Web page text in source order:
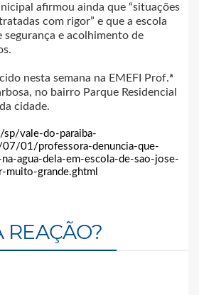
afirmou ainda que “situações
com rigor” e que a escola
segurança e acolhimento de
nesta semana na EMEFI Prof.ª
no bairro Parque Residencial
cidade.
vale-do-paraiba-
01/professora-denuncia-que-
agua-dela-em-escola-de-sao-jose-
muito-grande.ghtml
REAÇÃO?